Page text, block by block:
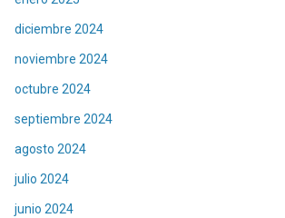
diciembre 2024
noviembre 2024
octubre 2024
septiembre 2024
agosto 2024
julio 2024
junio 2024